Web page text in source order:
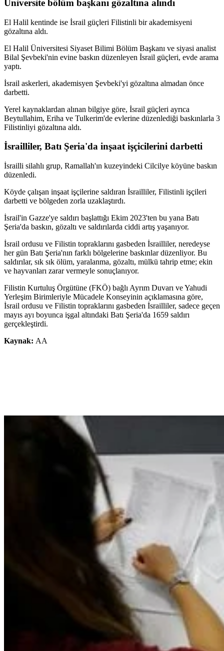
Üniversite bölüm başkanı gözaltına alındı
El Halil kentinde ise İsrail güçleri Filistinli bir akademisyeni
gözaltına aldı.
El Halil Üniversitesi Siyaset Bilimi Bölüm Başkanı ve siyasi analist
Bilal Şevbeki'nin evine baskın düzenleyen İsrail güçleri, evde arama
yaptı.
İsrail askerleri, akademisyen Şevbeki'yi gözaltına almadan önce
darbetti.
Yerel kaynaklardan alınan bilgiye göre, İsrail güçleri ayrıca
Beytullahim, Eriha ve Tulkerim'de evlerine düzenlediği baskınlarla 3
Filistinliyi gözaltına aldı.
İsrailliler, Batı Şeria'da inşaat işçicilerini darbetti
İsrailli silahlı grup, Ramallah'ın kuzeyindeki Cilcilye köyüne baskın
düzenledi.
Köyde çalışan inşaat işçilerine saldıran İsrailliler, Filistinli işçileri
darbetti ve bölgeden zorla uzaklaştırdı.
İsrail'in Gazze'ye saldırı başlattığı Ekim 2023'ten bu yana Batı
Şeria'da baskın, gözaltı ve saldırılarda ciddi artış yaşanıyor.
İsrail ordusu ve Filistin topraklarını gasbeden İsrailliler, neredeyse
her gün Batı Şeria'nın farklı bölgelerine baskınlar düzenliyor. Bu
saldırılar, sık sık ölüm, yaralanma, gözaltı, mülkü tahrip etme; ekin
ve hayvanları zarar vermeyle sonuçlanıyor.
Filistin Kurtuluş Örgütüne (FKÖ) bağlı Ayrım Duvarı ve Yahudi
Yerleşim Birimleriyle Mücadele Konseyinin açıklamasına göre,
İsrail ordusu ve Filistin topraklarını gasbeden İsrailliler, sadece geçen
mayıs ayı boyunca işgal altındaki Batı Şeria'da 1659 saldırı
gerçekleştirdi.
Kaynak: AA